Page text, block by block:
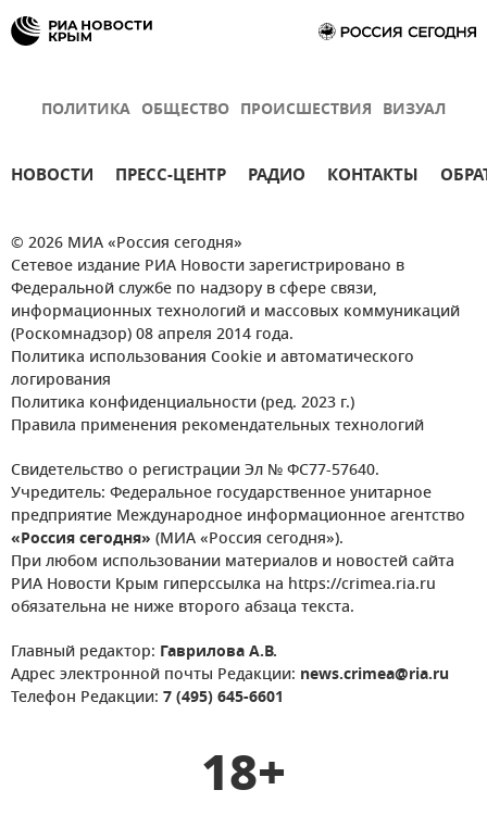
ПОЛИТИКА ОБЩЕСТВО ПРОИСШЕСТВИЯ ВИЗУАЛ
НОВОСТИ ПРЕСС-ЦЕНТР РАДИО КОНТАКТЫ
© 2026 МИА «Россия сегодня»
Сетевое издание РИА Новости зарегистрировано в
Федеральной службе по надзору в сфере связи,
информационных технологий и массовых коммуникаций
(Роскомнадзор) 08 апреля 2014 года.
Политика использования Cookie и автоматического
логирования
Политика конфиденциальности (ред. 2023 г.)
Правила применения рекомендательных технологий
Свидетельство о регистрации Эл № ФС77-57640.
Учредитель: Федеральное государственное унитарное
предприятие Международное информационное агентство
«Россия сегодня» (МИА «Россия сегодня»).
При любом использовании материалов и новостей сайта
РИА Новости Крым гиперссылка на https://crimea.ria.ru
обязательна не ниже второго абзаца текста.
Главный редактор: Гаврилова А.В.
Адрес электронной почты Редакции: news.crimea@ria.ru
Телефон Редакции: 7 (495) 645-6601
18+